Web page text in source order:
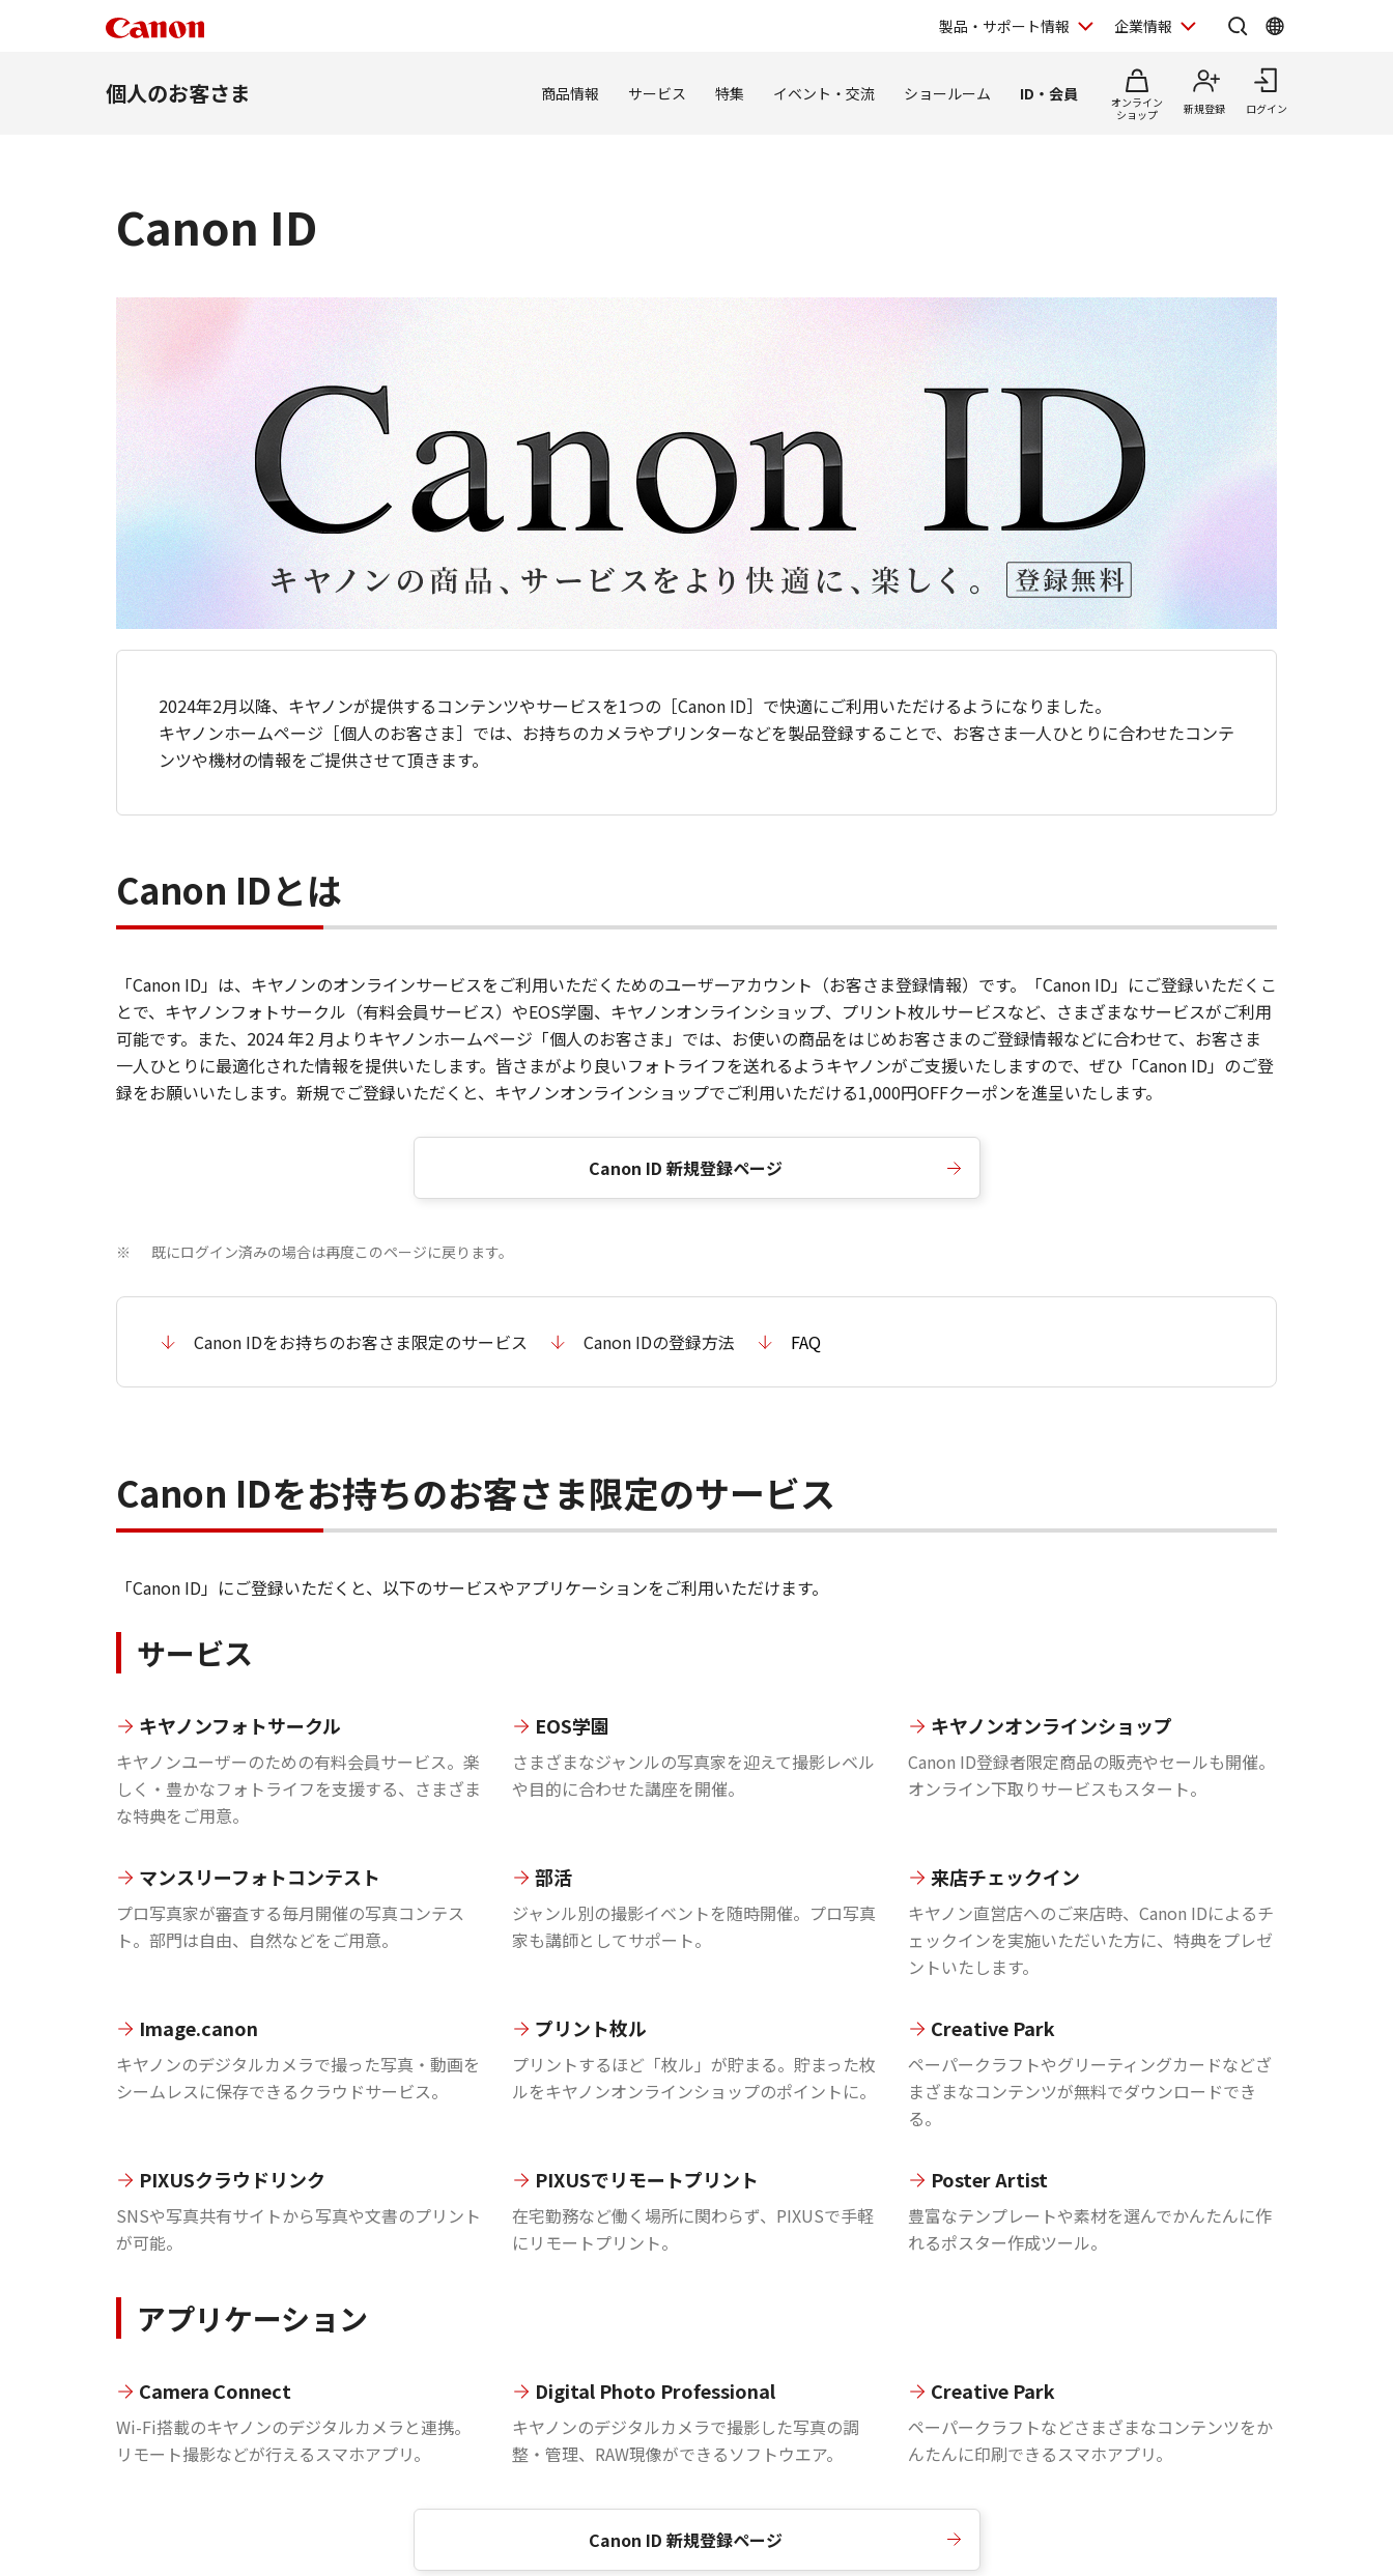
製品・サポート情報 企業情報
個人のお客さま 商品情報 サービス 特集 イベント・交流 ショールーム ID・会員
オンライン
ショップ
新規登録 ログイン
Canon ID
2024年2月以降、キヤノンが提供するコンテンツやサービスを1つの［Canon ID］で快適にご利用いただけるようになりました。
キヤノンホームページ［個人のお客さま］では、お持ちのカメラやプリンターなどを製品登録することで、お客さま一人ひとりに合わせたコンテ
ンツや機材の情報をご提供させて頂きます。
Canon IDとは
「Canon ID」は、キヤノンのオンラインサービスをご利用いただくためのユーザーアカウント（お客さま登録情報）です。「Canon ID」にご登録いただくこ
とで、キヤノンフォトサークル（有料会員サービス）やEOS学園、キヤノンオンラインショップ、プリント枚ルサービスなど、さまざまなサービスがご利用
可能です。また、2024 年2 月よりキヤノンホームページ「個人のお客さま」では、お使いの商品をはじめお客さまのご登録情報などに合わせて、お客さま
一人ひとりに最適化された情報を提供いたします。皆さまがより良いフォトライフを送れるようキヤノンがご支援いたしますので、ぜひ「Canon ID」のご登
録をお願いいたします。新規でご登録いただくと、キヤノンオンラインショップでご利用いただける1,000円OFFクーポンを進呈いたします。
Canon ID 新規登録ページ
※ 既にログイン済みの場合は再度このページに戻ります。
Canon IDをお持ちのお客さま限定のサービス Canon IDの登録方法 FAQ
Canon IDをお持ちのお客さま限定のサービス
「Canon ID」にご登録いただくと、以下のサービスやアプリケーションをご利用いただけます。
サービス
キヤノンフォトサークル
キヤノンユーザーのための有料会員サービス。楽
しく・豊かなフォトライフを支援する、さまざま
な特典をご用意。
EOS学園
さまざまなジャンルの写真家を迎えて撮影レベル
や目的に合わせた講座を開催。
キヤノンオンラインショップ
Canon ID登録者限定商品の販売やセールも開催。
オンライン下取りサービスもスタート。
マンスリーフォトコンテスト
プロ写真家が審査する毎月開催の写真コンテス
ト。部門は自由、自然などをご用意。
部活
ジャンル別の撮影イベントを随時開催。プロ写真
家も講師としてサポート。
来店チェックイン
キヤノン直営店へのご来店時、Canon IDによるチ
ェックインを実施いただいた方に、特典をプレゼ
ントいたします。
Image.canon
キヤノンのデジタルカメラで撮った写真・動画を
シームレスに保存できるクラウドサービス。
プリント枚ル
プリントするほど「枚ル」が貯まる。貯まった枚
ルをキヤノンオンラインショップのポイントに。
Creative Park
ペーパークラフトやグリーティングカードなどざ
まざまなコンテンツが無料でダウンロードでき
る。
PIXUSクラウドリンク
SNSや写真共有サイトから写真や文書のプリント
が可能。
PIXUSでリモートプリント
在宅勤務など働く場所に関わらず、PIXUSで手軽
にリモートプリント。
Poster Artist
豊富なテンプレートや素材を選んでかんたんに作
れるポスター作成ツール。
アプリケーション
Camera Connect
Wi-Fi搭載のキヤノンのデジタルカメラと連携。
リモート撮影などが行えるスマホアプリ。
Digital Photo Professional
キヤノンのデジタルカメラで撮影した写真の調
整・管理、RAW現像ができるソフトウエア。
Creative Park
ペーパークラフトなどさまざまなコンテンツをか
んたんに印刷できるスマホアプリ。
Canon ID 新規登録ページ